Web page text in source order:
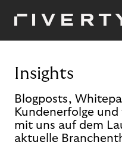
Insights
Blogposts,
Kundenerfolge und
mit uns auf dem
aktuelle